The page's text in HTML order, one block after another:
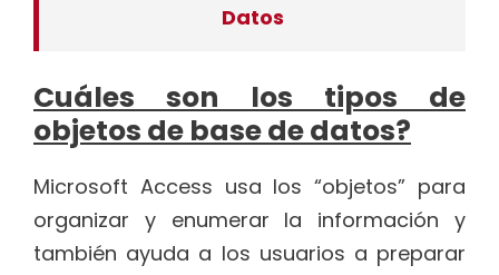
Datos
Cuáles son los tipos de
objetos de base de datos?
Microsoft Access usa los “objetos” para
organizar y enumerar la información y
también ayuda a los usuarios a preparar